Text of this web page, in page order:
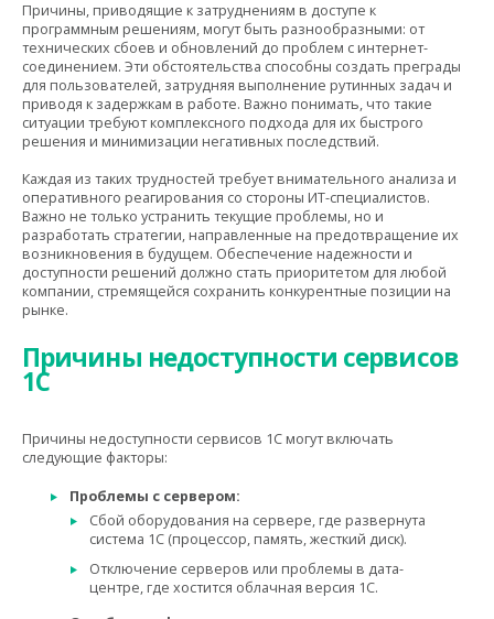
Причины, приводящие к затруднениям в доступе к
программным решениям, могут быть разнообразными: от
технических сбоев и обновлений до проблем с интернет-
соединением. Эти обстоятельства способны создать преграды
для пользователей, затрудняя выполнение рутинных задач и
приводя к задержкам в работе. Важно понимать, что такие
ситуации требуют комплексного подхода для их быстрого
решения и минимизации негативных последствий.
Каждая из таких трудностей требует внимательного анализа и
оперативного реагирования со стороны ИТ-специалистов.
Важно не только устранить текущие проблемы, но и
разработать стратегии, направленные на предотвращение их
возникновения в будущем. Обеспечение надежности и
доступности решений должно стать приоритетом для любой
компании, стремящейся сохранить конкурентные позиции на
рынке.
Причины недоступности сервисов
1С
Причины недоступности сервисов 1С могут включать
следующие факторы:
Проблемы с сервером:
Сбой оборудования на сервере, где развернута
система 1С (процессор, память, жесткий диск).
Отключение серверов или проблемы в дата-
центре, где хостится облачная версия 1С.